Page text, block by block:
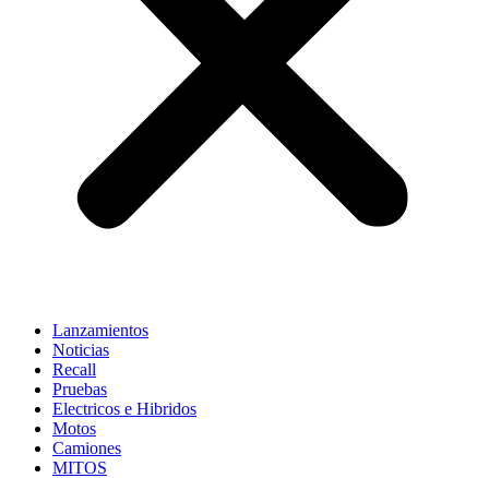
Lanzamientos
Noticias
Recall
Pruebas
Electricos e Hibridos
Motos
Camiones
MITOS